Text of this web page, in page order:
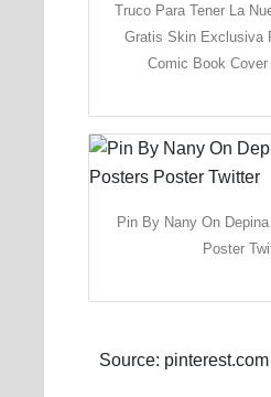
Truco Para Tener La
Gratis Skin Exclusiva
Comic Book
Pin By Nany On
Poster
Source: pinterest.com